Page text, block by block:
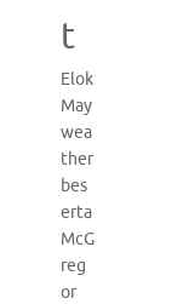
t
Elok
May
wea
ther
bes
erta
McG
reg
or